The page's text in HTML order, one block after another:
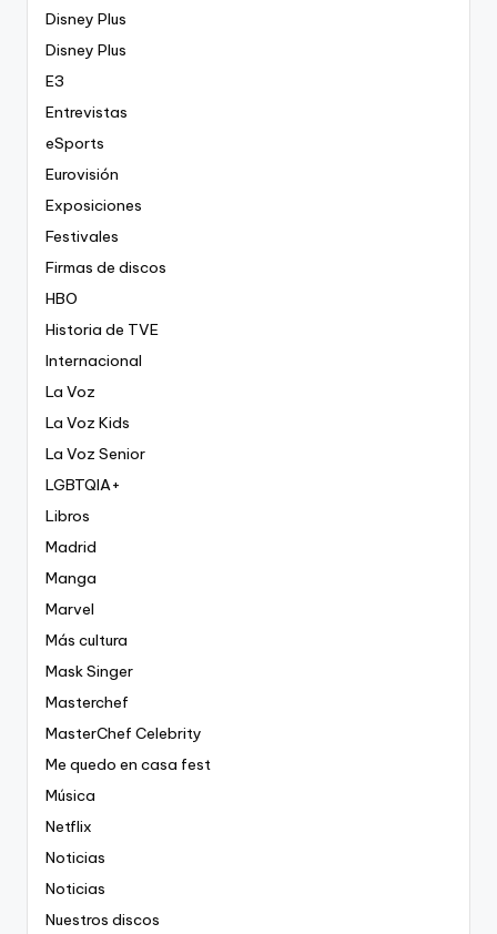
Disney Plus
Disney Plus
E3
Entrevistas
eSports
Eurovisión
Exposiciones
Festivales
Firmas de discos
HBO
Historia de TVE
Internacional
La Voz
La Voz Kids
La Voz Senior
LGBTQIA+
Libros
Madrid
Manga
Marvel
Más cultura
Mask Singer
Masterchef
MasterChef Celebrity
Me quedo en casa fest
Música
Netflix
Noticias
Noticias
Nuestros discos